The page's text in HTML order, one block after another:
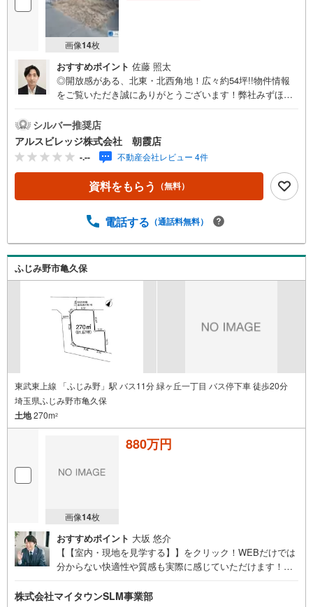
画像14枚
おすすめポイント 佐藤 照太
◎開放感がある、北東・北西角地！広々約54坪!!物件情報
をご覧いただき誠にありがとうございます！弊社みずほ台
沿線に特化した不動産会社です。■店舗についてみずほ台駅
から徒歩約3分。キッズスペース完備で小さなお子様とのご
来店でもご安心いただけます。■お客様の「買いたい」「売
りたい」にお応えいたしますお客様にベストな選択をして
いただくための提案をしていきたいと考えております。ま
たスピーディーな売却をご希望のお客様には、買取も行っ
新築戸建・中古戸建・土地・中古マンションの購入のお手
「売却＋住み替え」「リースバック」など、複合的なご提
案をさせていただきます。必要となる費用やローンシミュ
レーションなど、より具体的なプランもご提案可能です。
料）をボタンからご予約ください。
シルバー推奨店
アルスビレッジ株式会社 朝霞店
-.-- 不動産会社レビュー 4件
資料をもらう （無料）
電話する （通話料無料）
ふじみ野市亀久保
東武東上線 「ふじみ野」駅 バス11分 緑ヶ丘一丁目 バス停下車 徒歩20分
埼玉県ふじみ野市亀久保
土地270m2
画像14枚
880万円
おすすめポイント 大坂 悠介
【【室内・現地を見学する】】をクリック！WEBだけでは
分からない快適性や質感も実際に感じていただけます！事
をさせていただきます！ぜひ 【【現地を見学する】】か
株式会社マイタウンSLM事業部